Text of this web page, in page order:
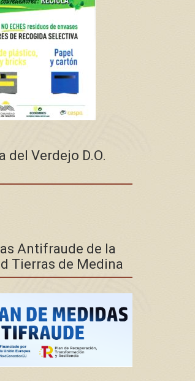
del Verdejo D.O.
Antifraude de la
Tierras de Medina